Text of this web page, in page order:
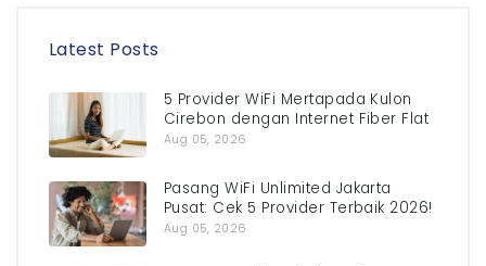
Latest Posts
5 Provider WiFi Mertapada Kulon
Cirebon dengan Internet Fiber Flat
Aug 05, 2026
Pasang WiFi Unlimited Jakarta
Pusat: Cek 5 Provider Terbaik 2026!
Aug 05, 2026